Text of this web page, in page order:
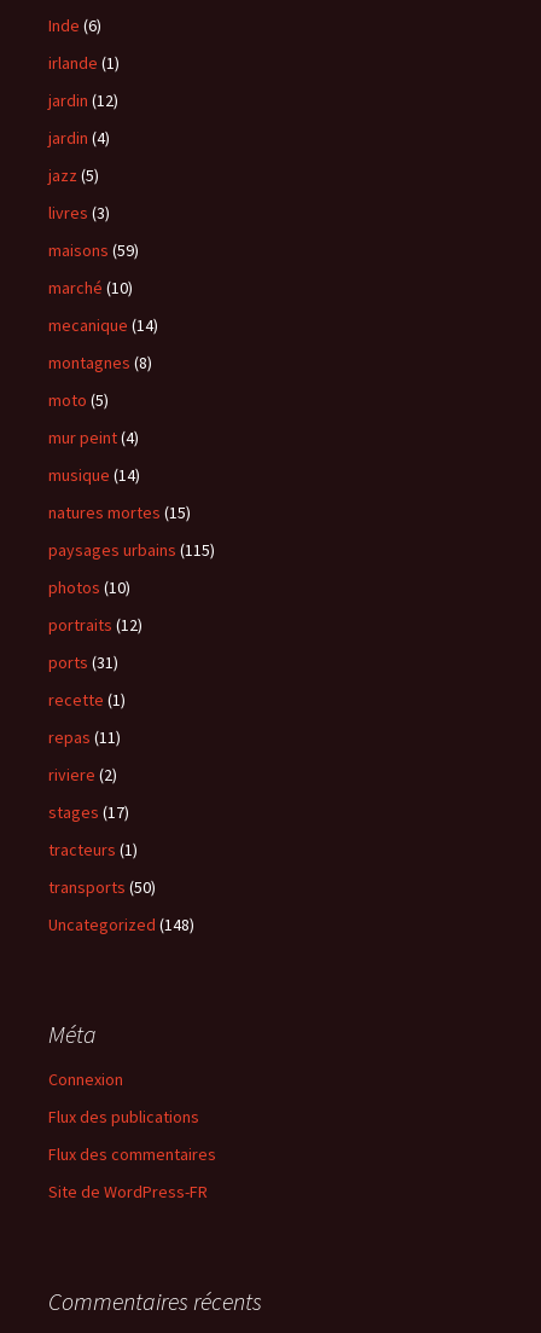
Inde (6)
irlande (1)
jardin (12)
jardin (4)
jazz (5)
livres (3)
maisons (59)
marché (10)
mecanique (14)
montagnes (8)
moto (5)
mur peint(4)
musique (14)
natures mortes (15)
paysages urbains (115)
photos (10)
portraits (12)
ports (31)
recette (1)
repas (11)
riviere (2)
stages (17)
tracteurs (1)
transports (50)
Uncategorized (148)
Méta
Connexion
Flux des publications
Flux des commentaires
Site de WordPress-FR
Commentaires récents